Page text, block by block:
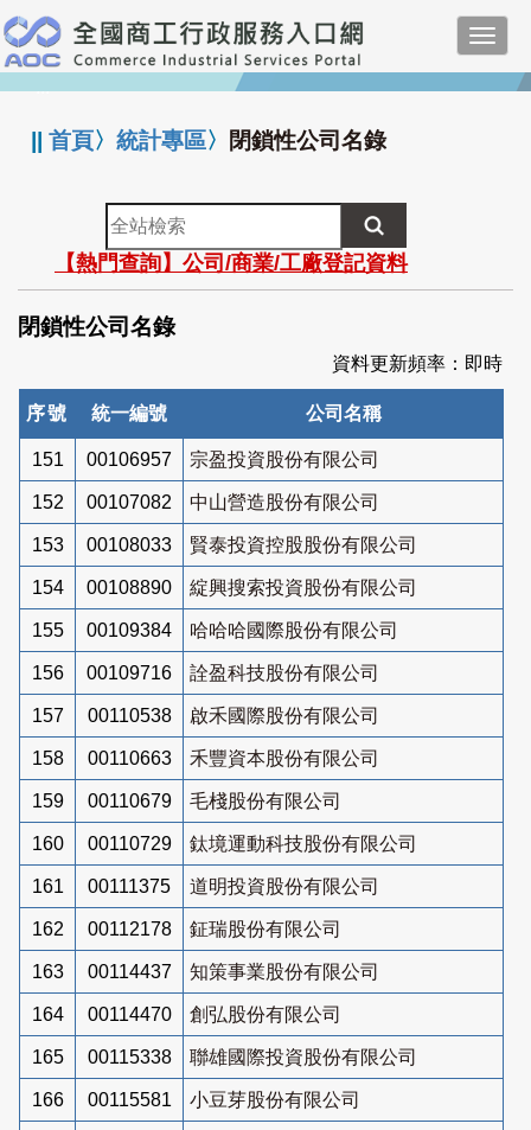
跳
到
主
要
:::
||首頁〉統計專區〉 閉鎖性公司名錄
全
站
檢
索
【熱門查詢】公司/商業/工廠登記資料
閉鎖性公司名錄
資料更新頻率：即時
序號 統一編號 公司名稱
151 00106957 宗盈投資股份有限公司
152 00107082 中山營造股份有限公司
153 00108033 賢泰投資控股股份有限公司
154 00108890 綻興搜索投資股份有限公司
155 00109384 哈哈哈國際股份有限公司
156 00109716 詮盈科技股份有限公司
157 00110538 啟禾國際股份有限公司
158 00110663 禾豐資本股份有限公司
159 00110679 毛棧股份有限公司
160 00110729 鈦境運動科技股份有限公司
161 00111375 道明投資股份有限公司
162 00112178 鉦瑞股份有限公司
163 00114437 知策事業股份有限公司
164 00114470 創弘股份有限公司
165 00115338 聯雄國際投資股份有限公司
166 00115581 小豆芽股份有限公司